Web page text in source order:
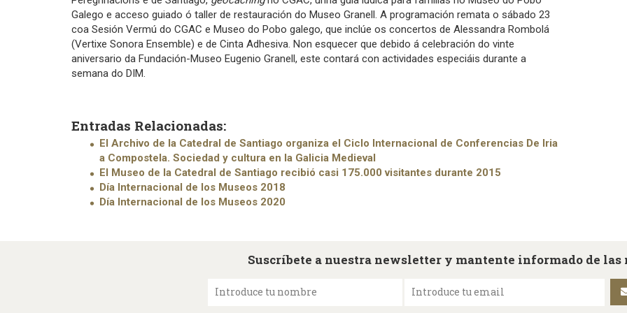
Galego e acceso guiado ó taller de restauración do Museo Granell. A programación remata o sábado 23
coa Sesión Vermú do CGAC e Museo do Pobo galego, que inclúe os concertos de Alessandra Rombolá
(Vertixe Sonora Ensemble) e de Cinta Adhesiva. Non esquecer que debido á celebración do vinte
aniversario da Fundación-Museo Eugenio Granell, este contará con actividades especiáis durante a
semana do DIM.
Entradas Relacionadas:
El Archivo de la Catedral de Santiago organiza el Ciclo Internacional de Conferencias De Iria
a Compostela. Sociedad y cultura en la Galicia Medieval
El Museo de la Catedral de Santiago recibió casi 175.000 visitantes durante 2015
Día Internacional de los Museos 2018
Día Internacional de los Museos 2020
Suscríbete a nuestra newsletter y mantente informado de las
Introduce tu nombre Introduce tu email